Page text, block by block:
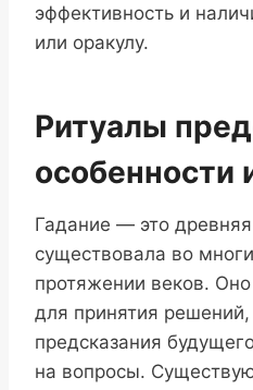
эффективность и
или оракулу.
Ритуалы
особенности
Гадание — это
существовала во
протяжении веков.
для принятия
предсказания
на вопросы.